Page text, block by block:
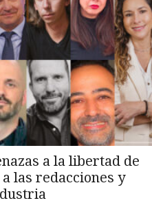
a la libertad de
las redacciones y